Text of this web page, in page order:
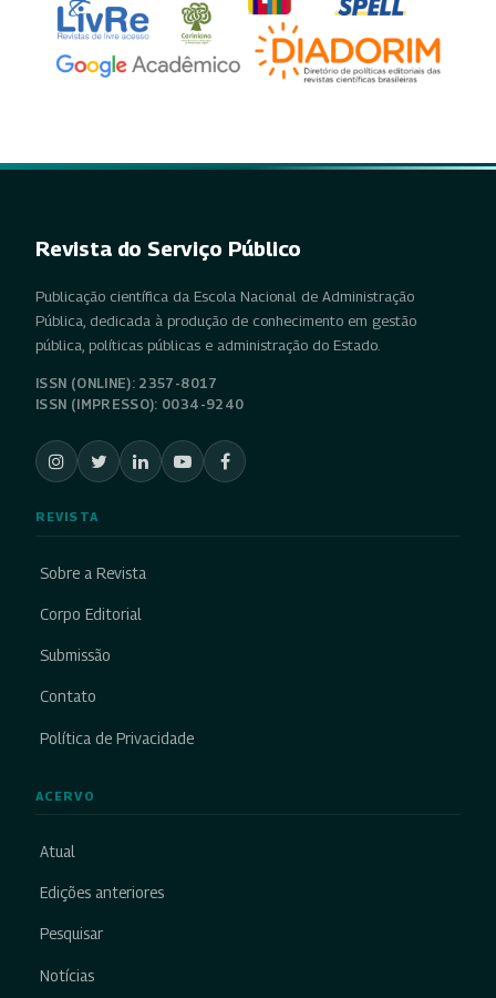
Revista do Serviço Público
Publicação científica da Escola Nacional de Administração
Pública, dedicada à produção de conhecimento em gestão
pública, políticas públicas e administração do Estado.
ISSN (ONLINE): 2357-8017
ISSN (IMPRESSO): 0034-9240
REVISTA
Sobre a Revista
Corpo Editorial
Submissão
Contato
Política de Privacidade
ACERVO
Atual
Edições anteriores
Pesquisar
Notícias